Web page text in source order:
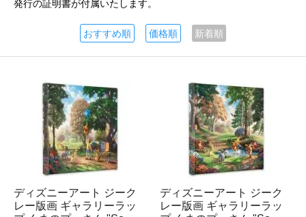
発行の証明書が付属いたします。
おすすめ順 価格順 新着順
ディズニーアート ジーク
レー版画 ギャラリーラッ
ディズニーアート ジーク
レー版画 ギャラリーラッ